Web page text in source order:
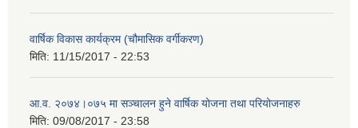
वार्षिक विकास कार्यक्रम (चौमासिक वर्गीकरण)
मिति: 11/15/2017 - 22:53
आ.व. २०७४।०७५ मा सञ्चालन हुने वार्षिक योजना तथा परियोजनाहरु
मिति: 09/08/2017 - 23:58